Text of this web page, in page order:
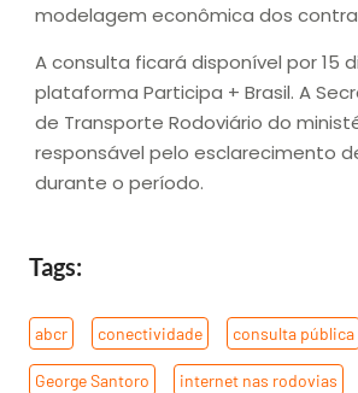
modelagem econômica dos
A consulta ficará disponível por 15
plataforma Participa + Brasil. A
de Transporte Rodoviário do
responsável pelo esclarecimento
durante o período.
Tags:
abcr conectividade consulta pública
George Santoro internet nas rodovias